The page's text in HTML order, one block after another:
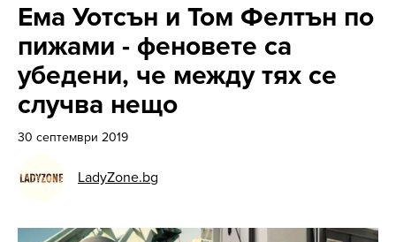
и
Ема Уотсън и Том Фелтън по
пижами - феновете са
убедени, че между тях се
случва нещо
30 септември 2019
LadyZone.bg